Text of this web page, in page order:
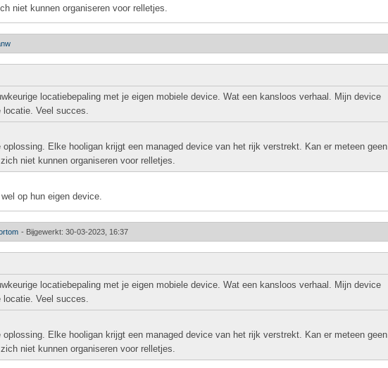
niet kunnen organiseren voor relletjes.
locatiebepaling met je eigen mobiele device. Wat een kansloos verhaal. Mijn device
locatie. Veel succes.
oplossing. Elke hooligan krijgt een managed device van het rijk verstrekt. Kan er meteen geen
niet kunnen organiseren voor relletjes.
op hun eigen device.
- Bijgewerkt: 30-03-2023, 16:37
locatiebepaling met je eigen mobiele device. Wat een kansloos verhaal. Mijn device
locatie. Veel succes.
oplossing. Elke hooligan krijgt een managed device van het rijk verstrekt. Kan er meteen geen
niet kunnen organiseren voor relletjes.